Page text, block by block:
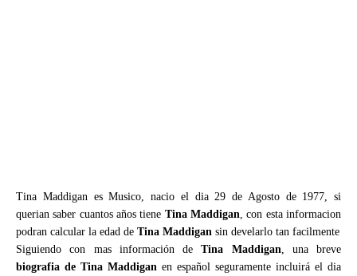
Tina Maddigan es Musico, nacio el dia 29 de Agosto de 1977, si
querian saber cuantos años tiene Tina Maddigan, con esta informacion
podran calcular la edad de Tina Maddigan sin develarlo tan facilmente
Siguiendo con mas información deTina Maddigan, una breve
biografia de Tina Maddigan en español seguramente incluirá el dia